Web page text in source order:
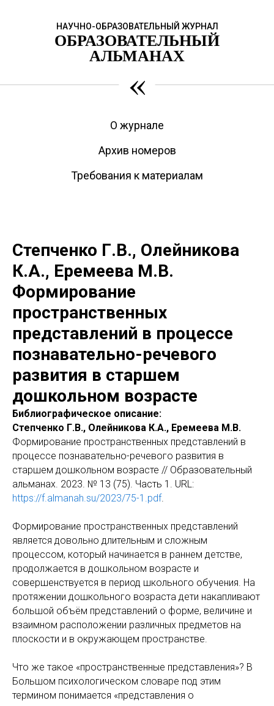
НАУЧНО-ОБРАЗОВАТЕЛЬНЫЙ ЖУРНАЛ
ОБРАЗОВАТЕЛЬНЫЙ
АЛЬМАНАХ
«
О журнале
Архив номеров
Требования к материалам
Степченко Г.В., Олейникова
К.А., Еремеева М.В.
Формирование
пространственных
представлений в процессе
познавательно-речевого
развития в старшем
дошкольном возрасте
Библиографическое описание:
Степченко Г.В., Олейникова К.А., Еремеева М.В.
Формирование пространственных представлений в
процессе познавательно-речевого развития в
старшем дошкольном возрасте // Образовательный
альманах. 2023. № 13 (75). Часть 1. URL:
https://f.almanah.su/2023/75-1.pdf.
Формирование пространственных представлений
является довольно длительным и сложным
процессом, который начинается в раннем детстве,
продолжается в дошкольном возрасте и
совершенствуется в период школьного обучения. На
протяжении дошкольного возраста дети накапливают
большой объём представлений о форме, величине и
взаимном расположении различных предметов на
плоскости и в окружающем пространстве.
Что же такое «пространственные представления»? В
Большом психологическом словаре под этим
термином понимается «представления о